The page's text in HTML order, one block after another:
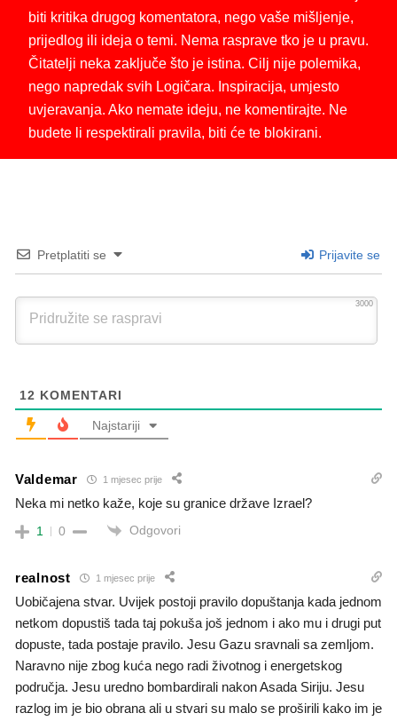
biti kritika drugog komentatora, nego vaše mišljenje,
prijedlog ili ideja o temi. Nema rasprave tko je u pravu.
Čitatelji neka zaključe što je istina. Cilj nije polemika,
nego napredak svih Logičara. Inspiracija, umjesto
uvjeravanja. Ako nemate ideju, ne komentirajte. Ne
budete li respektirali pravila, biti će te blokirani.
Pretplatiti se Prijavite se
3000
12 KOMENTARI
Najstariji
Valdemar 1 mjesec prije
Neka mi netko kaže, koje su granice države Izrael?
1 0 Odgovori
realnost 1 mjesec prije
Uobičajena stvar. Uvijek postoji pravilo dopuštanja kada jednom
netkom dopustiš tada taj pokuša još jednom i ako mu i drugi put
dopuste, tada postaje pravilo. Jesu Gazu sravnali sa zemljom.
Naravno nije zbog kuća nego radi životnog i energetskog
područja. Jesu uredno bombardirali nakon Asada Siriju. Jesu
razlog im je bio obrana ali u stvari su malo se proširili kako im je